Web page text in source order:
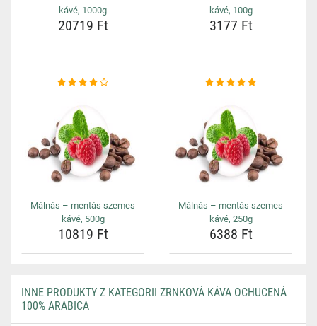
kávé, 1000g
20719 Ft
kávé, 100g
3177 Ft
Málnás – mentás szemes
kávé, 500g
10819 Ft
Málnás – mentás szemes
kávé, 250g
6388 Ft
INNE PRODUKTY Z KATEGORII ZRNKOVÁ KÁVA OCHUCENÁ
100% ARABICA